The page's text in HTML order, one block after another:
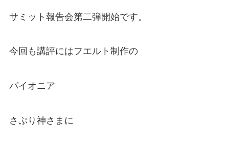
サミット報告会第二弾開始です。
今回も講評にはフエルト制作の
パイオニア
さぷり神さまに